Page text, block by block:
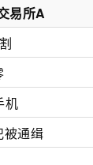
易所A
机
被通缉